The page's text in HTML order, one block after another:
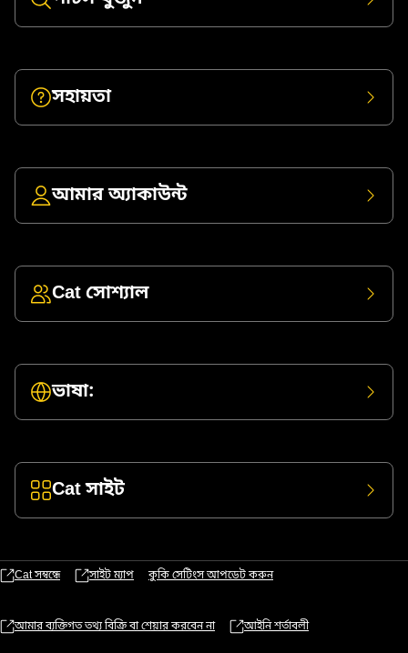
সহায়তা
আমার অ্যাকাউন্ট
Cat সোশ্যাল
ভাষা:
Cat সাইট
Cat সম্বন্ধে সাইট ম্যাপ কুকি সেটিংস আপডেট করুন
আমার ব্যক্তিগত তথ্য বিক্রি বা শেয়ার করবেন না আইনি শর্তাবলী